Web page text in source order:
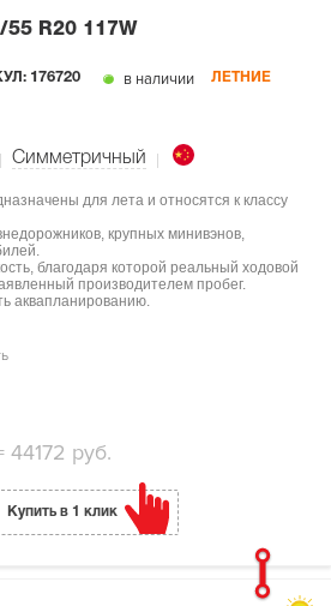
55 R20 117W
176720 в наличии ЛЕТНИЕ
Симметричный
для лета и относятся к классу
крупных минивэнов,
благодаря которой реальный ходовой
производителем пробег.
аквапланированию.
44172 руб.
Купить в 1 клик